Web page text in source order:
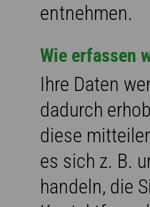
entnehmen.
Wie erfassen
Ihre Daten
dadurch
diese
es sich z. B.
handeln, die